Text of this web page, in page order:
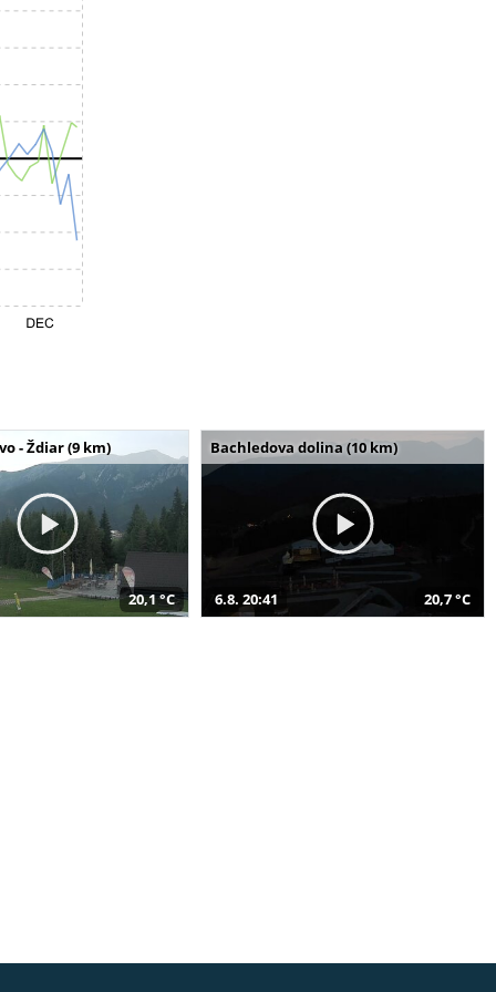
- Ždiar (9 km)
20,1 °C
Bachledova dolina (10 km)
6.8. 20:41 20,7 °C